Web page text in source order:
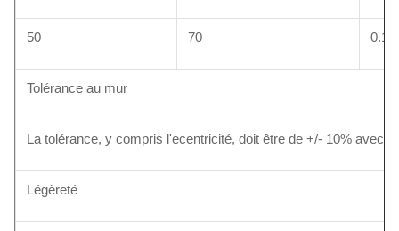
50 70 0.15
Tolérance au mur
La tolérance, y compris l'ecentricité, doit être de +/- 10% avec
Légèreté